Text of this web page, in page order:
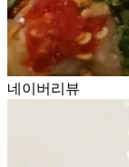
네이버리뷰